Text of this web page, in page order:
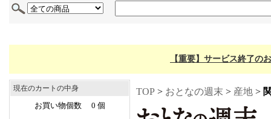
【重要】サービス終了の
現在のカートの中身
お買い物個数 0 個
TOP > おとなの週末 > 産地 >